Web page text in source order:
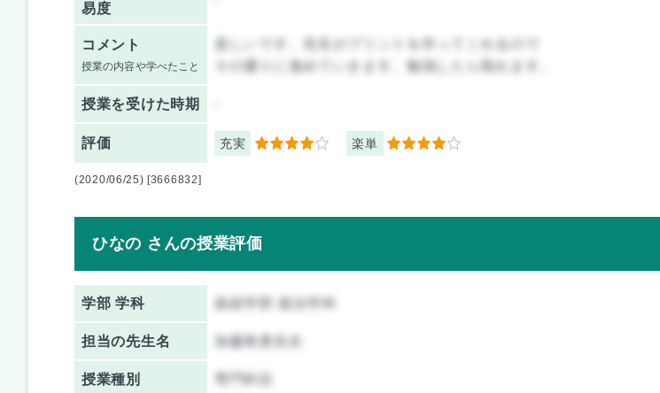
易度
コメント
授業の内容や学べたこと
その通りに進めていきます。勉強したら取れます。
授業を受けた時期
評価 充実 4 楽単 4
(2020/06/25) [3666832]
ひなの さんの授業評価
学部 学科 政経学部 政治学科
担当の先生名 加藤将貴先生
授業種別 専門科目